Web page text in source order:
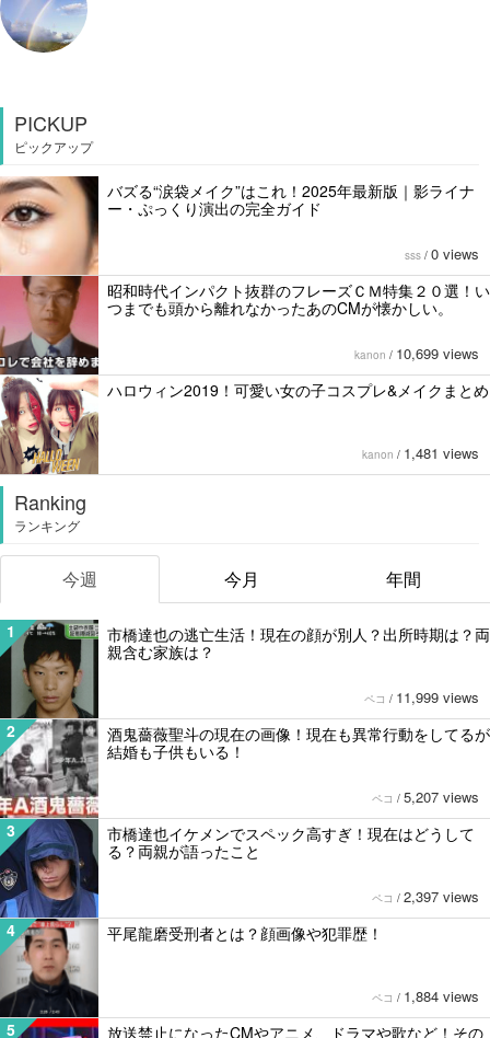
PICKUP
ピックアップ
バズる“涙袋メイク”はこれ！2025年最新版｜影ライナ
ー・ぷっくり演出の完全ガイド
sss / 0 views
昭和時代インパクト抜群のフレーズＣＭ特集２０選！い
つまでも頭から離れなかったあのCMが懐かしい。
kanon / 10,699 views
ハロウィン2019！可愛い女の子コスプレ&メイクまとめ
kanon / 1,481 views
Ranking
ランキング
今週 今月 年間
1
市橋達也の逃亡生活！現在の顔が別人？出所時期は？両
親含む家族は？
ペコ / 11,999 views
2
酒鬼薔薇聖斗の現在の画像！現在も異常行動をしてるが
結婚も子供もいる！
ペコ / 5,207 views
3
市橋達也イケメンでスペック高すぎ！現在はどうして
る？両親が語ったこと
ペコ / 2,397 views
4 平尾龍磨受刑者とは？顔画像や犯罪歴！
ペコ / 1,884 views
5 放送禁止になったCMやアニメ、ドラマや歌など！その